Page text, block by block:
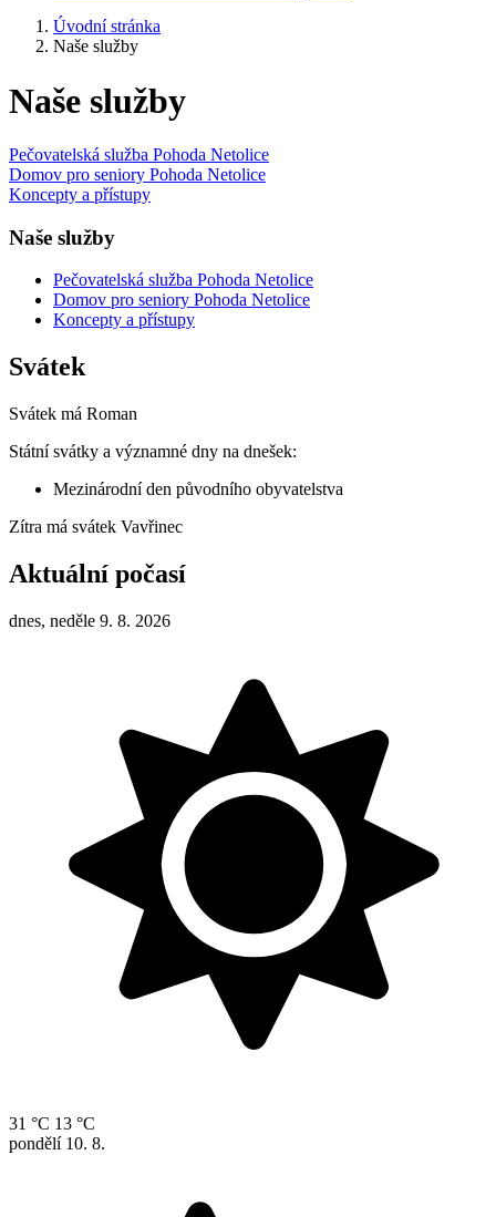
Úvodní stránka
Naše služby
Naše služby
Pečovatelská služba Pohoda Netolice
Domov pro seniory Pohoda Netolice
Koncepty a přístupy
Naše služby
Pečovatelská služba Pohoda Netolice
Domov pro seniory Pohoda Netolice
Koncepty a přístupy
Svátek
Svátek má Roman
Státní svátky a významné dny na dnešek:
Mezinárodní den původního obyvatelstva
Zítra má svátek Vavřinec
Aktuální počasí
dnes, neděle 9. 8. 2026
31 °C 13 °C
pondělí 10. 8.